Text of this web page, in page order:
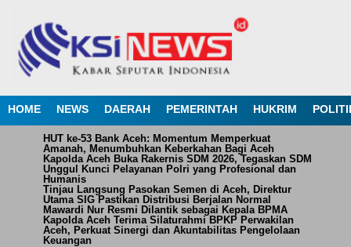
HOME NEWS DAERAH PEMERINTAH HUKRIM
HUT ke-53 Bank Aceh: Momentum Memperkuat
Amanah, Menumbuhkan Keberkahan Bagi Aceh
Kapolda Aceh Buka Rakernis SDM 2026, Tegaskan SDM
Unggul Kunci Pelayanan Polri yang Profesional dan
Humanis
Tinjau Langsung Pasokan Semen di Aceh, Direktur
Utama SIG Pastikan Distribusi Berjalan Normal
Mawardi Nur Resmi Dilantik sebagai Kepala BPMA
Kapolda Aceh Terima Silaturahmi BPKP Perwakilan
Aceh, Perkuat Sinergi dan Akuntabilitas Pengelolaan
Keuangan